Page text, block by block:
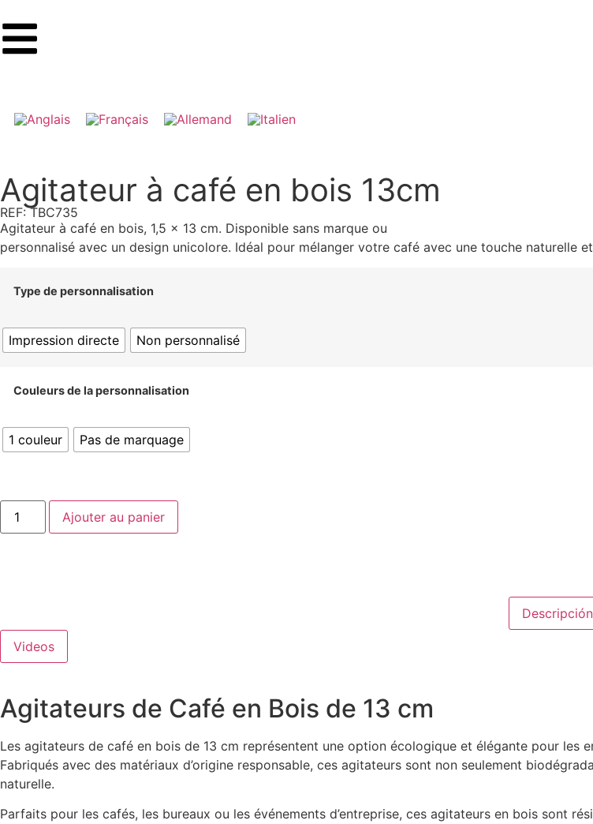
Agitateur à café en bois 13cm
REF: TBC735
Agitateur à café en bois, 1,5 x 13 cm. Disponible sans marque ou
personnalisé avec un design unicolore. Idéal pour mélanger votre café avec une touche naturelle
Type de personnalisation
Impression directe Non personnalisé
Couleurs de la personnalisation
1 couleur Pas de marquage
Ajouter au panier
Descripción
Videos
Agitateurs de Café en Bois de 13 cm
Les agitateurs de café en bois de 13 cm représentent une option écologique et élégante pour les
Fabriqués avec des matériaux d’origine responsable, ces agitateurs sont non seulement
naturelle.
Parfaits pour les cafés, les bureaux ou les événements d’entreprise, ces agitateurs en bois sont